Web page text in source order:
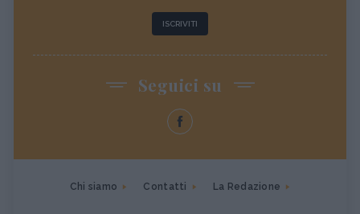
ISCRIVITI
Seguici su
Chi siamo Contatti La Redazione